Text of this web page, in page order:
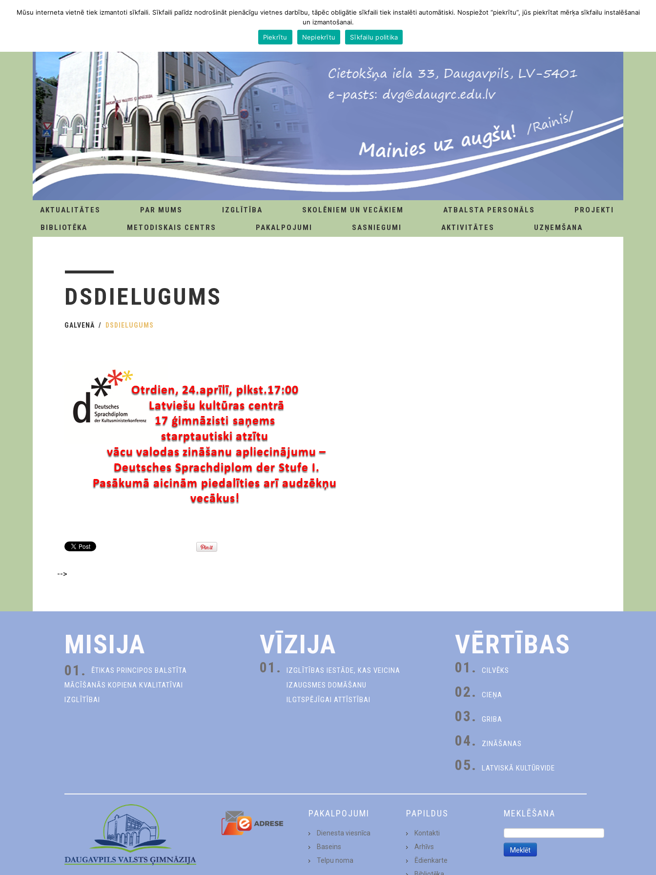
AKTUALITĀTES PAR MUMS IZGLĪTĪBA SKOLĒNIEM UN VECĀKIEM ATBALSTA PERSONĀLS
PROJEKTI
BIBLIOTĒKA
METODISKAIS CENTRS PAKALPOJUMI SASNIEGUMI AKTIVITĀTES UZŅEMŠANA
DSDIELUGUMS
GALVENĀ DSDIELUGUMS
-->
MISIJA
01.
ĒTIKAS PRINCIPOS BALSTĪTA
MĀCĪŠANĀS KOPIENA KVALITATĪVAI
IZGLĪTĪBAI
VĪZIJA
01.
IZGLĪTĪBAS IESTĀDE, KAS VEICINA
IZAUGSMES DOMĀŠANU
ILGTSPĒJĪGAI ATTĪSTĪBAI
VĒRTĪBAS
01. CILVĒKS
02. CIEŅA
03. GRIBA
04. ZINĀŠANAS
05. LATVISKĀ KULTŪRVIDE
PAKALPOJUMI
Dienesta viesnīca
Baseins
Telpu noma
PAPILDUS
Kontakti
Arhīvs
Ēdienkarte
MEKLĒŠANA
Mūsu interneta vietnē tiek izmantoti sīkfaili. Sīkfaili palīdz nodrošināt pienācīgu vietnes darbību, tāpēc obligātie sīkfaili tiek instalēti automātiski. Nospiežot “piekrītu”, jūs piekrītat mērķa sīkfailu instalēšanai
un izmantošanai.
Piekrītu
Nepiekrītu Sīkfailu politika